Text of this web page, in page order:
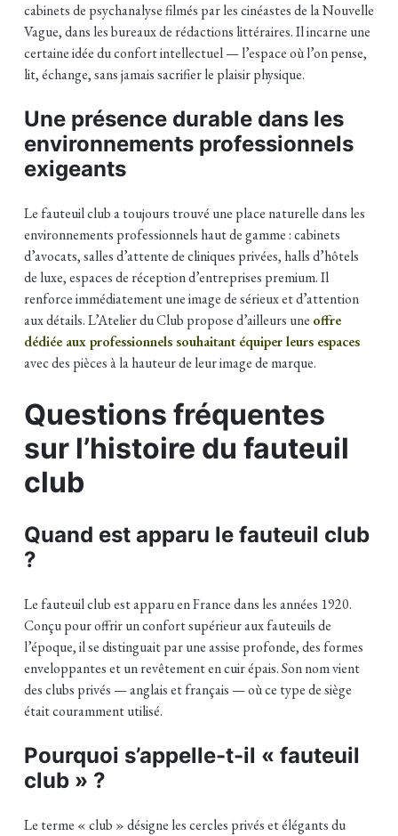
cabinets de psychanalyse filmés par les cinéastes de la Nouvelle
Vague, dans les bureaux de rédactions littéraires. Il incarne une
certaine idée du confort intellectuel — l’espace où l’on pense,
lit, échange, sans jamais sacrifier le plaisir physique.
Une présence durable dans les
environnements professionnels
exigeants
Le fauteuil club a toujours trouvé une place naturelle dans les
environnements professionnels haut de gamme : cabinets
d’avocats, salles d’attente de cliniques privées, halls d’hôtels
de luxe, espaces de réception d’entreprises premium. Il
renforce immédiatement une image de sérieux et d’attention
aux détails. L’Atelier du Club propose d’ailleurs une offre
dédiée aux professionnels souhaitant équiper leurs espaces
avec des pièces à la hauteur de leur image de marque.
Questions fréquentes
sur l’histoire du fauteuil
club
Quand est apparu le fauteuil club
?
Le fauteuil club est apparu en France dans les années 1920.
Conçu pour offrir un confort supérieur aux fauteuils de
l’époque, il se distinguait par une assise profonde, des formes
enveloppantes et un revêtement en cuir épais. Son nom vient
des clubs privés — anglais et français — où ce type de siège
était couramment utilisé.
Pourquoi s’appelle-t-il « fauteuil
club » ?
Le terme « club » désigne les cercles privés et élégants du